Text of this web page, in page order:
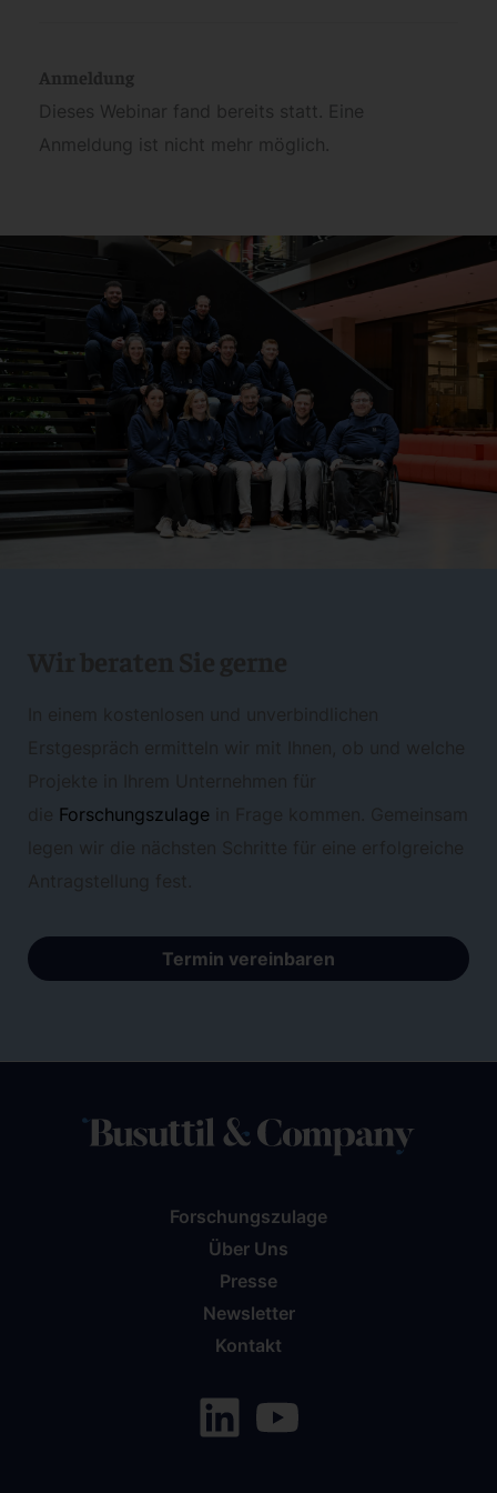
Anmeldung
Dieses Webinar fand bereits statt. Eine
Anmeldung ist nicht mehr möglich.
Forschungszulage
Termin vereinbaren
Forschungszulage
Über Uns
Presse
Newsletter
Kontakt